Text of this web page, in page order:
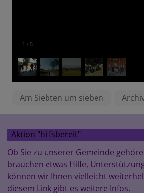
1 / 5
Am Siebten um sieben
Aktion "hilfsbereit"
Ob Sie zu unserer Gemeinde
brauchen etwas Hilfe,
können wir Ihnen vielleicht
diesem Link gibt es weitere Infos.